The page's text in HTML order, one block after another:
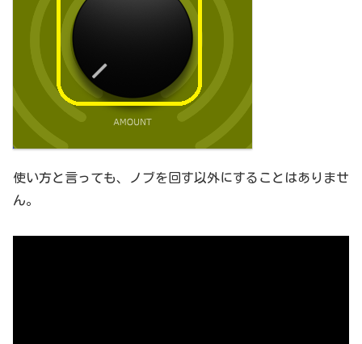
使い方と言っても、ノブを回す以外にすることはありませ
ん。